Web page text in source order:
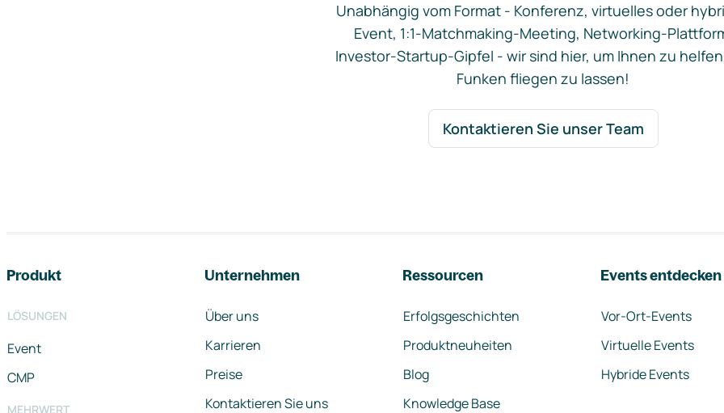
Unabhängig vom Format - Konferenz, virtuelles oder
Event, 1:1-Matchmaking-Meeting, Networking-
Investor-Startup-Gipfel - wir sind hier, um Ihnen zu
Funken fliegen zu lassen!
Kontaktieren Sie unser Team
Produkt
LÖSUNGEN
Event
CMP
MEHRWERT
Unternehmen
Über uns
Karrieren
Preise
Kontaktieren Sie uns
Ressourcen
Erfolgsgeschichten
Produktneuheiten
Blog
Knowledge Base
Events entdecken
Vor-Ort-Events
Virtuelle Events
Hybride Events